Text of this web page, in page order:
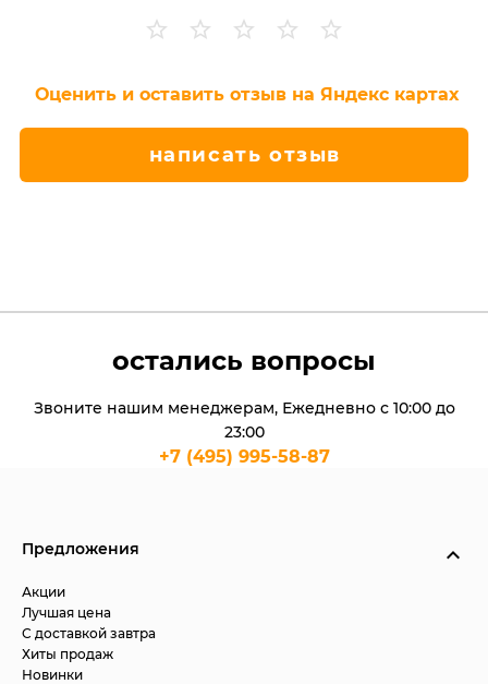
Оценить и оставить отзыв на Яндекс картах
написать отзыв
остались вопросы
Звоните нашим менеджерам, Ежедневно с 10:00 до
23:00
+7 (495) 995-58-87
Предложения
Акции
Лучшая цена
С доставкой завтра
Хиты продаж
Новинки